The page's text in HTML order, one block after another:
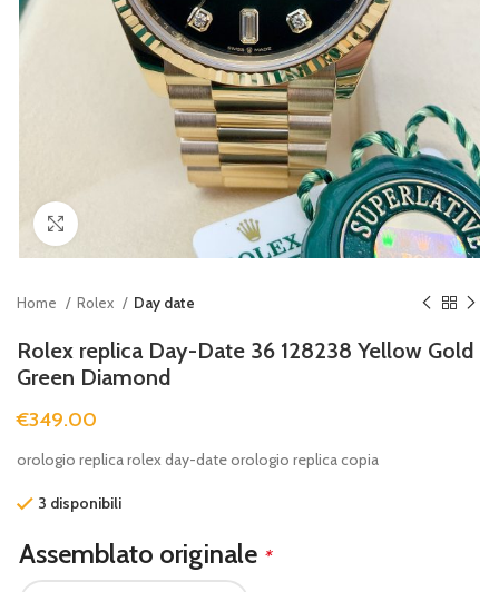
Clicca per ingrandire
Home Rolex Day date
Rolex replica Day-Date 36 128238 Yellow Gold
Green Diamond
€349.00
orologio replica rolex day-date orologio replica copia
3 disponibili
Assemblato originale *